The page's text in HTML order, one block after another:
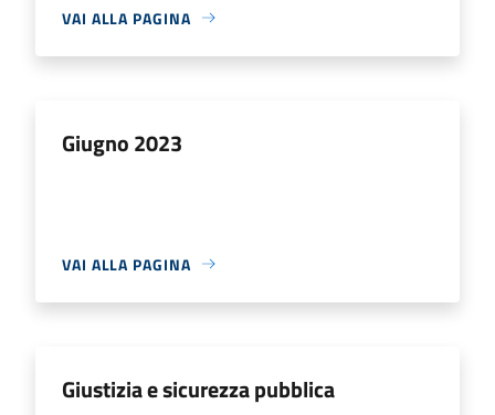
VAI ALLA PAGINA
Giugno 2023
VAI ALLA PAGINA
Giustizia e sicurezza pubblica